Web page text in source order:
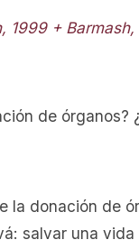
+ Barmash,
de órganos?
la donación de
salvar una vida